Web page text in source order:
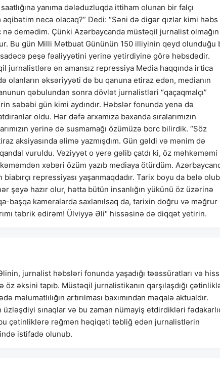
yanıma dələduzluqda ittiham olunan bir falçı
necə olacaq?” Dedi: “Səni də digər qızlar kimi həbs
demədim. Çünki Azərbaycanda müstəqil jurnalist olmağın
Bu gün Milli Mətbuat Gününün 150 illiyinin qeyd olunduğu
peşə fəaliyyətini yerinə yetirdiyinə görə həbsdədir.
jurnalistlərə ən amansız repressiya Media haqqında irtica
olanların əksəriyyəti də bu qanuna etiraz edən, medianın
qəbulundan sonra dövlət jurnalistləri “qaçaqmalçı”
səbəbi gün kimi aydındır. Həbslər fonunda yenə də
oldu. Hər dəfə arxamıza baxanda sıralarımızın
yerinə də susmamağı özümüzə borc bilirdik. “Söz
aksiyasında əlimə yazmışdım. Gün gəldi və mənim də
qandal vuruldu. Vəziyyət o yerə gəlib çatdı ki, öz məhkəməmi
xəbəri özüm yazıb mediaya ötürdüm.
repressiyası yaşanmaqdadır. Tarix boyu da belə
şeyə hazır olur, hətta bütün insanlığın yükünü öz üzərinə
başqa kameralarda saxlanılsaq da, tarixin doğru və məğrur
təbrik edirəm! Ülviyyə Əli" hissəsinə də diqqət yetirin.
jurnalist həbsləri fonunda yaşadığı təəssüratları və hiss
əksini tapıb. Müstəqil jurnalistikanın qarşılaşdığı
məlumatlılığın artırılması baxımından məqalə aktualdır.
sınaqlar və bu zaman nümayiş etdirdikləri
çətinliklərə rəğmən həqiqəti təbliğ edən jurnalistlərin
istifadə olunub.